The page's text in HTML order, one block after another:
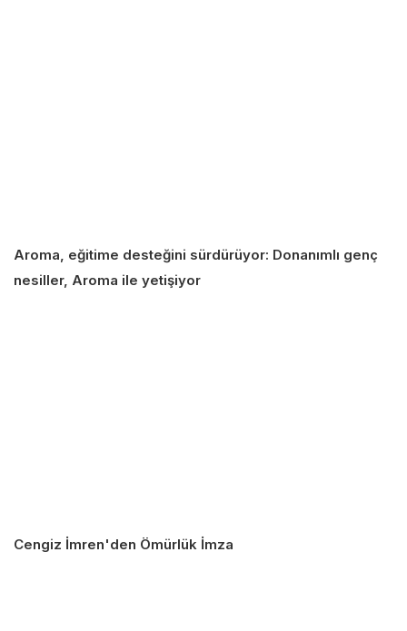
Aroma, eğitime desteğini sürdürüyor: Donanımlı genç
nesiller, Aroma ile yetişiyor
Cengiz İmren'den Ömürlük İmza